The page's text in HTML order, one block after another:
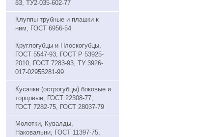
83, ТУ2-035-602-77
Клуппы трубные и плашки к
ним, ГОСТ 6956-54
Круглогубцы и Плоскогубцы,
ГОСТ 5547-93, ГОСТ Р 53925-
2010, ГОСТ 7283-93, ТУ 3926-
017-02955281-99
Кусачки (острогубцы) боковые и
торцовые, ГОСТ 22308-77,
ГОСТ 7282-75, ГОСТ 28037-79
Молотки, Кувалды,
Наковальни, ГОСТ 11397-75,